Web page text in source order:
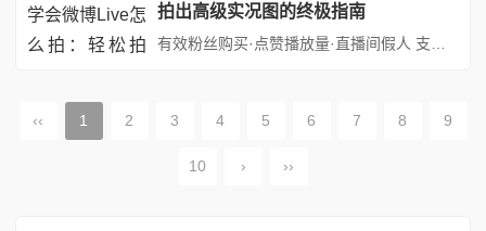
拍出高级实况图的终极指南
‹‹ 1 2 3 4 5 6 7 8 9
10 › ››